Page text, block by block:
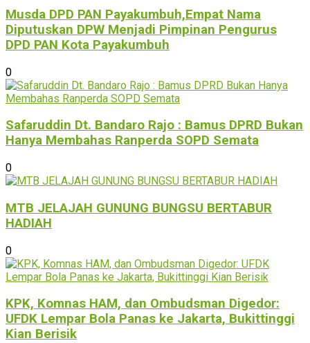
Musda DPD PAN Payakumbuh,Empat Nama
Diputuskan DPW Menjadi Pimpinan Pengurus
DPD PAN Kota Payakumbuh
0
Safaruddin Dt. Bandaro Rajo : Bamus DPRD Bukan
Hanya Membahas Ranperda SOPD Semata
0
MTB JELAJAH GUNUNG BUNGSU BERTABUR
HADIAH
0
KPK, Komnas HAM, dan Ombudsman Digedor:
UFDK Lempar Bola Panas ke Jakarta, Bukittinggi
Kian Berisik